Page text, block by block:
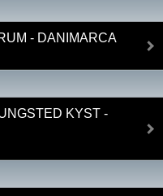
- DANIMARCA
KYST -